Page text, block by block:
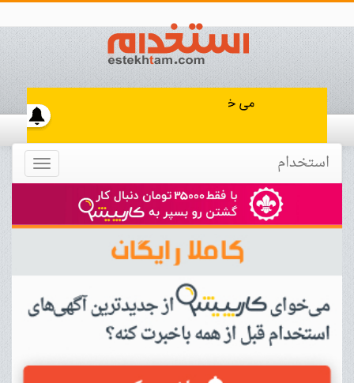
Toggle استخدام